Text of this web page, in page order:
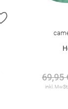
ZUR
69,95
inkl.